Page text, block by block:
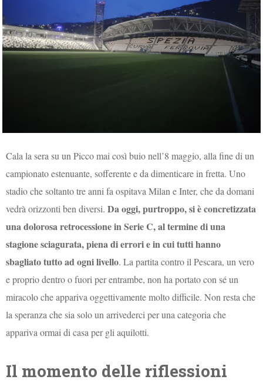
Cala la sera su un Picco mai così buio nell’8 maggio, alla fine di un
campionato estenuante, sofferente e da dimenticare in fretta. Uno
stadio che soltanto tre anni fa ospitava Milan e Inter, che da domani
vedrà orizzonti ben diversi.Da oggi, purtroppo, si è concretizzata
una dolorosa retrocessione in Serie C, al termine di una
stagione sciagurata, piena di errori e in cui tutti hanno
sbagliato tutto ad ogni livello. La partita contro il Pescara, un vero
e proprio dentro o fuori per entrambe, non ha portato con sé un
miracolo che appariva oggettivamente molto difficile. Non resta che
la speranza che sia solo un arrivederci per una categoria che
appariva ormai di casa per gli aquilotti.
Il momento delle riflessioni